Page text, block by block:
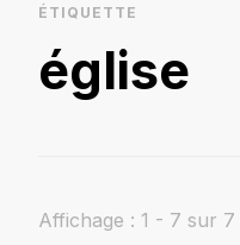
ÉTIQUETTE
église
Affichage : 1 - 7 sur 7